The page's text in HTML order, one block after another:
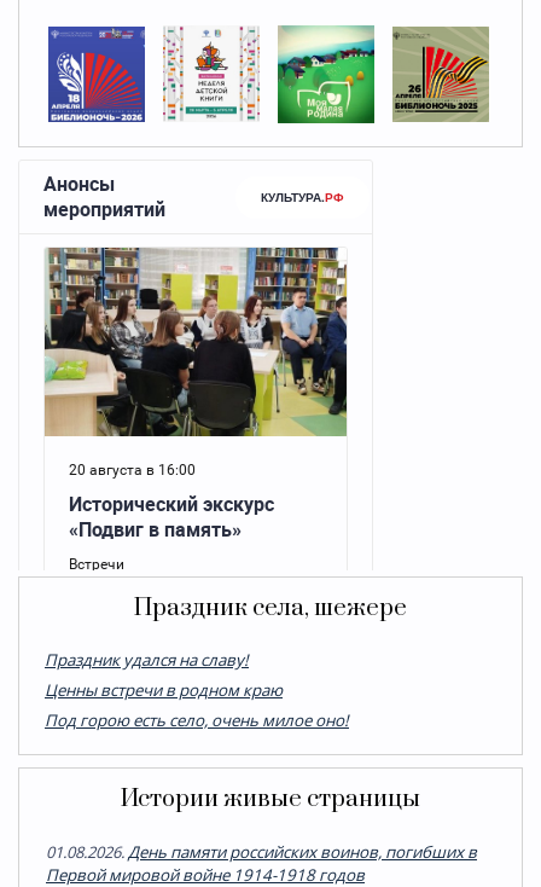
Праздник села, шежере
Праздник удался на славу!
Ценны встречи в родном краю
Под горою есть село, очень милое оно!
Истории живые страницы
01.08.2026.День памяти российских воинов, погибших в
Первой мировой войне 1914-1918 годов